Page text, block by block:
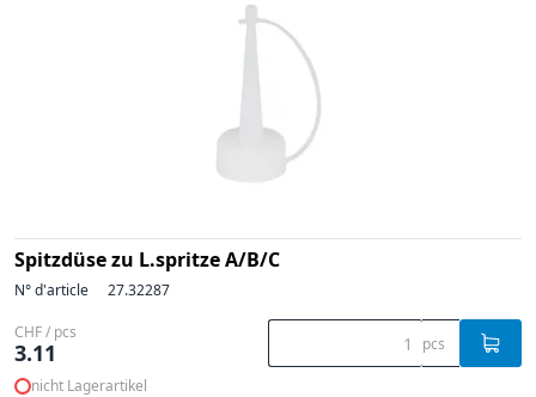
Spitzdüse zu L.spritze A/B/C
N° d'article 27.32287
CHF / pcs
3.11 pcs
nicht Lagerartikel